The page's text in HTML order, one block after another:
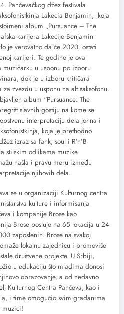
Pančevačkog džez festivala
Lakecia Benjamin, koja
album „Pursuance – The
karijera Lakecije Benjamin
je verovatno da će 2020. ostati
karijeri. Te godine je ova
muzičarku u usponu po izboru
dok je u izboru kritičara
zvezdu u usponu na alt saksofonu.
album “Pursuance: The
slavnih gostiju na kome se
interpretaciju dela Johna i
koja je prethodno
izraz sa fank, soul i R’n’B
stilskim odlikama muzike
našla i pravu meru između
njihovih dela.
se u organizaciji Kulturnog centra
kulture i informisanja
i kompanije Brose kao
Brose posluje na 65 lokacija u 24
zaposlenih. Brose na svakoj
lokalnu zajednicu i promoviše
društvene projekte. U Srbiji,
u edukaciju što mladima donosi
obrazovanje, a od nedavno
Kulturnog Centra Pančeva, kao i
i time omogućio svim građanima
muzici!